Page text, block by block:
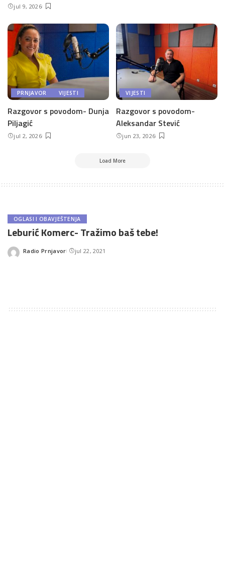
jul 9, 2026
PRNJAVOR VIJESTI
Razgovor s povodom- Dunja
Piljagić
jul 2, 2026
VIJESTI
Razgovor s povodom-
Aleksandar Stević
jun 23, 2026
Load More
OGLASI I OBAVJEŠTENJA
Leburić Komerc- Tražimo baš tebe!
Posted
Radio Prnjavor jul 22, 2021